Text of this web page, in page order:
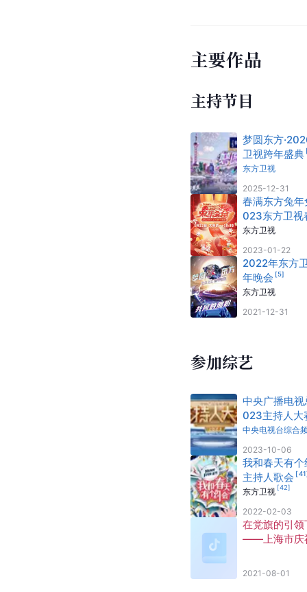
主要作品
主持节目
梦圆东方
卫视跨年盛典
东方卫视
2025-12-31
春满东方兔年
023东方卫视
晚会 [32
东方卫视
2023-01-22
2022年东方
年晚会 [5]
东方卫视
2021-12-31
参加综艺
中央广播电
023主持人大
中央电视台综合
2023-10-06
我和春天有个
主持人歌会 [41
东方卫视 [42]
2022-02-03
在党旗的引领
——上海市庆
军94周年慰
2021-08-01